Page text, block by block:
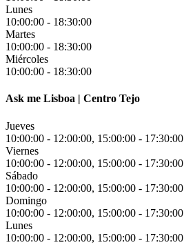
Lunes
10:00:00 - 18:30:00
Martes
10:00:00 - 18:30:00
Miércoles
10:00:00 - 18:30:00
Ask me Lisboa | Centro Tejo
Jueves
10:00:00 - 12:00:00, 15:00:00 - 17:30:00
Viernes
10:00:00 - 12:00:00, 15:00:00 - 17:30:00
Sábado
10:00:00 - 12:00:00, 15:00:00 - 17:30:00
Domingo
10:00:00 - 12:00:00, 15:00:00 - 17:30:00
Lunes
10:00:00 - 12:00:00, 15:00:00 - 17:30:00